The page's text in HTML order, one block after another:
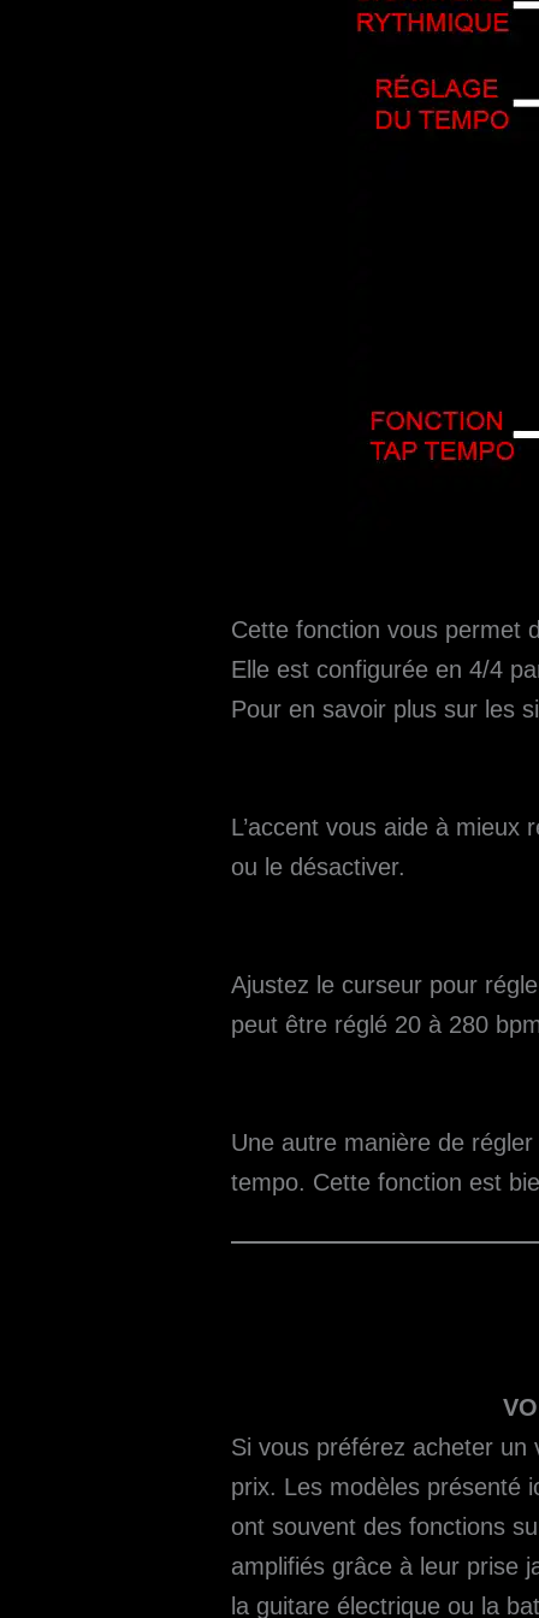
Cette fonction vous permet
Elle est configurée en 4/4
Pour en savoir plus sur les
L’accent vous aide à mieux
ou le désactiver.
Ajustez le curseur pour
peut être réglé 20 à 280
Une autre manière de
tempo. Cette fonction est
Si vous préférez acheter un
prix. Les modèles présenté
ont souvent des fonctions
amplifiés grâce à leur prise
la guitare électrique ou la